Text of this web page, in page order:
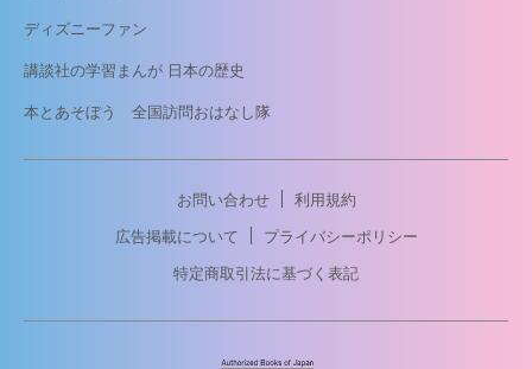
ディズニーファン
講談社の学習まんが 日本の歴史
本とあそぼう 全国訪問おはなし隊
お問い合わせ
利用規約
広告掲載について
プライバシーポリシー
特定商取引法に基づく表記